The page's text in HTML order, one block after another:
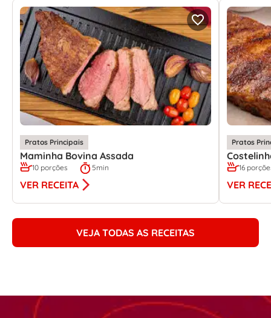
Pratos Principais
Maminha Bovina Assada
10 porções 5min
VER RECEITA
Pratos
16
VER
VEJA TODAS AS RECEITAS